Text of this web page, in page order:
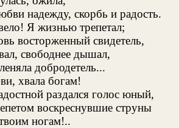
надежду, скорбь и радость.
Я жизнью трепетал;
восторженный свидетель,
свободнее дышал,
добродетель...
хвала богам!
раздался голос юный,
воскреснувшие струны
ногам!..